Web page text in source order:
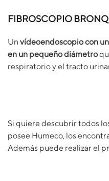
FIBROSCOPIO
Un vídeoendoscopio con
en un pequeño diámetro
respiratorio y el tracto
Si quiere descubrir todos
posee Humeco, los
Además puede realizar el